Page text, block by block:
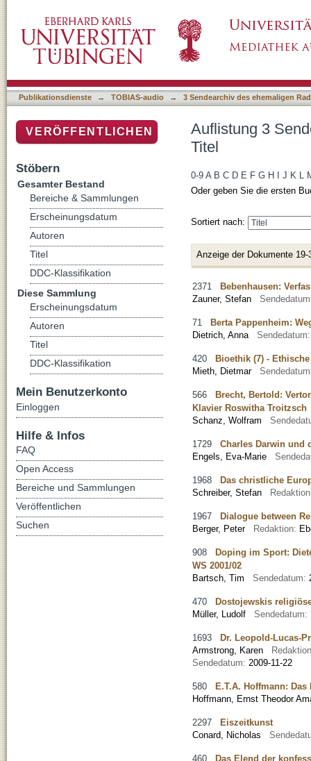
Publikationsdienste → TOBIAS-audio → 3 Sendearchiv des ehemaligen
Auflistung 3
Titel
0-9 A B C D E F G H J K L
Oder geben Sie die ersten
Sortiert nach:
Anzeige der Dokumente 19-
2371 Bebenhausen:
Zauner, Stefan
71 Berta Pappenheim:
Dietrich, Anna
420 Bioethik (7) -
Mieth, Dietmar
566 Brecht, Bertold:
Klavier Roswitha Troitzsch
Schanz, Wolfram
1729 Charles Darwin und
Engels, Eva-Marie
1968 Das christliche
Schreiber, Stefan
1967 Dialogue between
Berger, Peter
Redaktion:
908 Doping im Sport:
WS 2001/02
Bartsch, Tim
Sendedatum:
470 Dostojewskis
Müller, Ludolf
Sendedatum:
1693 Dr. Leopold-Lucas-
Armstrong, Karen
Sendedatum: 2009-11-22
580 E.T.A. Hoffmann:
Hoffmann, Ernst Theodor
2297 Eiszeitkunst
Conard, Nicholas
460 Das Elend der
VERÖFFENTLICHEN
Stöbern
Gesamter Bestand
Bereiche & Sammlungen
Erscheinungsdatum
Autoren
Titel
DDC-Klassifikation
Diese Sammlung
Erscheinungsdatum
Autoren
Titel
DDC-Klassifikation
Mein Benutzerkonto
Einloggen
Hilfe & Infos
FAQ
Open Access
Bereiche und Sammlungen
Veröffentlichen
Suchen